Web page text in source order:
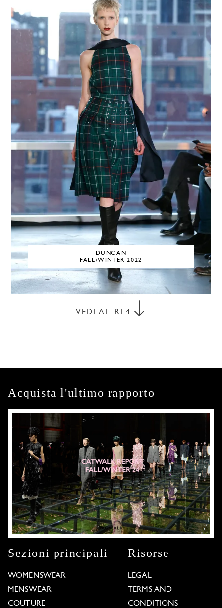
DUNCAN
FALL/WINTER 2022
VEDI ALTRI 4
Acquista l'ultimo rapporto
Sezioni principali
WOMENSWEAR
MENSWEAR
COUTURE
Risorse
LEGAL
TERMS AND
CONDITIONS